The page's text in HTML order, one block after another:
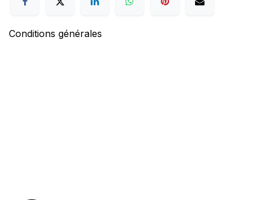
Conditions générales